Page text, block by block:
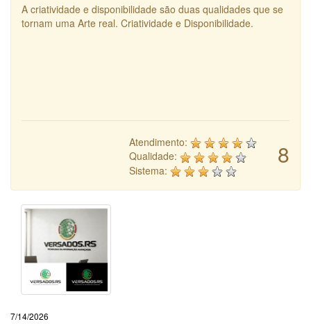
A criatividade e disponibilidade são duas qualidades que se
tornam uma Arte real. Criatividade e Disponibilidade.
8
Atendimento:
Qualidade:
Sistema:
7/14/2026